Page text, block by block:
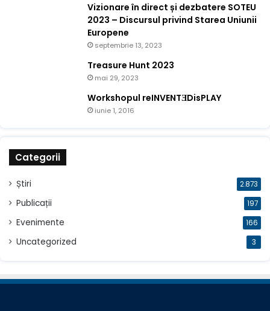
Vizionare în direct și dezbatere SOTEU
2023 – Discursul privind Starea Uniunii
Europene
septembrie 13, 2023
Treasure Hunt 2023
mai 29, 2023
Workshopul reINVENTƎDisPLAY
iunie 1, 2016
Categorii
Știri 2.873
Publicații 197
Evenimente 166
Uncategorized 3